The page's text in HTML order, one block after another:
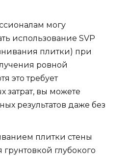
могу
использование SVP
плитки) при
ровной
это требует
затрат, вы можете
результатов даже без
плитки стены
грунтовкой глубокого